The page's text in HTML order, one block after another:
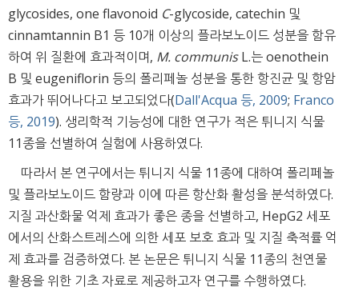
glycosides, one flavonoid C-glycoside, catechin 및
cinnamtannin B1 등 10개 이상의 플라보노이드 성분을 함유
하여 위 질환에 효과적이며, M. communisL.는 oenothein
B 및 eugeniflorin 등의 폴리페놀 성분을 통한 항진균 및 항암
효과가 뛰어나다고 보고되었다(Dall'Acqua 등, 2009; Franco
등, 2019). 생리학적 기능성에 대한 연구가 적은 튀니지 식물
11종을 선별하여 실험에 사용하였다.
따라서 본 연구에서는 튀니지 식물 11종에 대하여 폴리페놀
및 플라보노이드 함량과 이에 따른 항산화 활성을 분석하였다.
지질 과산화물 억제 효과가 좋은 종을 선별하고, HepG2 세포
에서의 산화스트레스에 의한 세포 보호 효과 및 지질 축적률 억
제 효과를 검증하였다. 본 논문은 튀니지 식물 11종의 천연물
활용을 위한 기초 자료로 제공하고자 연구를 수행하였다.